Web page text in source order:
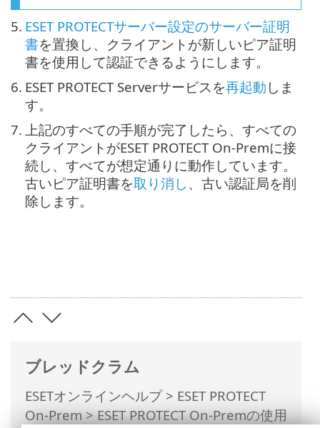
ブレッドクラム
ESETオンラインヘルプ> ESET PROTECT
On-Prem>ESET PROTECT On-Premの使用
5. ESET PROTECTサーバー設定のサーバー証明
書を置換し、クライアントが新しいピア証明
書を使用して認証できるようにします。
6. ESET PROTECT Serverサービスを再起動 しま
す。
7. 上記のすべての手順が完了したら、すべての
クライアントがESET PROTECT On-Premに接
続し、すべてが想定通りに動作しています。
古いピア証明書を取り消し 、古い認証局を削
除します。